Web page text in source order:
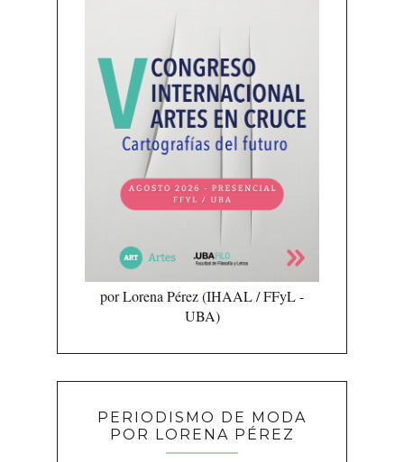
por Lorena Pérez (IHAAL / FFyL -
UBA)
PERIODISMO DE MODA
POR LORENA PÉREZ